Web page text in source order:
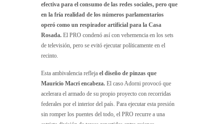
efectiva para el consumo de las redes sociales, pero que
en la fría realidad de los números parlamentarios
operó como un respirador artificial para la Casa
Rosada. El PRO condenó así con vehemencia en los sets
de televisión, pero se evitó ejecutar políticamente en el
recinto.
Esta ambivalencia refleja el diseño de pinzas que
Mauricio Macri encabeza. El caso Adorni provocó que
acelerara el armado de su propio proyecto con recorridas
federales por el interior del país. Para ejecutar esta presión
sin romper los puentes del todo, el PRO recurre a una